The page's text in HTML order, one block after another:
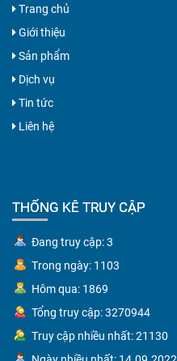
Trang chủ
Giới thiệu
Sản phẩm
Dịch vụ
Tin tức
Liên hệ
THỐNG KÊ TRUY CẬP
Đang truy cập: 3
Trong ngày: 1103
Hôm qua: 1869
Tổng truy cập: 3270944
Truy cập nhiều nhất: 21130